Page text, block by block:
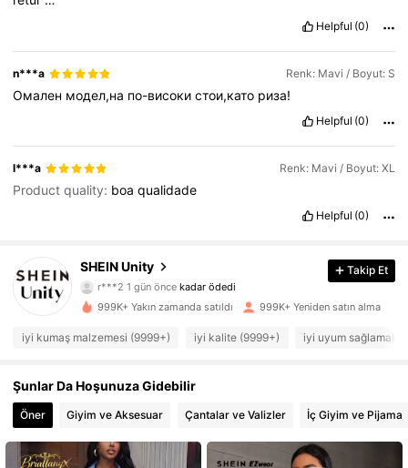
Helpful (0)
n***a Renk: Mavi / Boyut: S
Омален модел,на по-високистои,като риза!
Helpful (0)
l***a Renk: Mavi / Boyut: XL
Product quality: boaqualidade
Helpful (0)
SHEIN Unity
4,81
544K Takipçiler
r***2 1 gün önce kadar ödedi
4,81 544K Takipçiler
Takip Et
999K+ Yakın zamanda satıldı 999K+ Yeniden satın alma
iyi kumaş malzemesi (9999+) iyi kalite (9999+) iyi uyum sağlamak
Şunlar Da Hoşunuza Gidebilir
Öner Giyim ve Aksesuar Çantalar ve Valizler İç Giyim ve Pijama